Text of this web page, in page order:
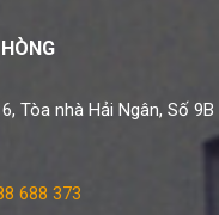
Tòa nhà Hải Ngân, Số
688 373